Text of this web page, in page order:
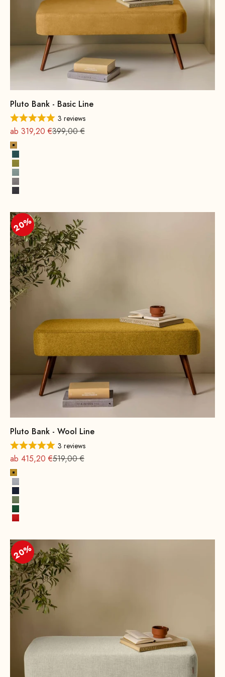
Pluto Bank - Basic Line
3 reviews
Angebot
ab 319,20 €Regulärer Preis
399,00 €
Gelb
Petrol
Senfgrün
Wassergrün
Grau
Dunkelgrau
20%
Pluto Bank - Wool Line
3 reviews
Angebot
ab 415,20 €Regulärer Preis
519,00 €
Senfgelb
Steingrau
Tintenblau
Frühlingsgrün
Blattgrün
Feuerrot
20%